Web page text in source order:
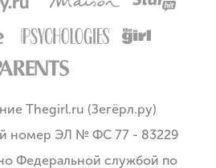
Thegirl.ru (Зегёрл.ру)
номер ЭЛ № ФС 77 - 83229
Федеральной службой по